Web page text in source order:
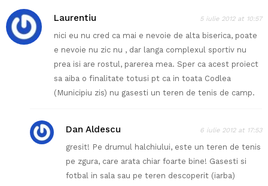
Laurentiu 5 iulie 2012 at 10:57
nici eu nu cred ca mai e nevoie de alta biserica, poate
e nevoie nu zic nu , dar langa complexul sportiv nu
prea isi are rostul, parerea mea. Sper ca acest proiect
sa aiba o finalitate totusi pt ca in toata Codlea
(Municipiu zis) nu gasesti un teren de tenis de camp.
Dan Aldescu 6 iulie 2012 at 17:53
gresit! Pe drumul halchiului, este un teren de tenis
pe zgura, care arata chiar foarte bine! Gasesti si
fotbal in sala sau pe teren descoperit (iarba)